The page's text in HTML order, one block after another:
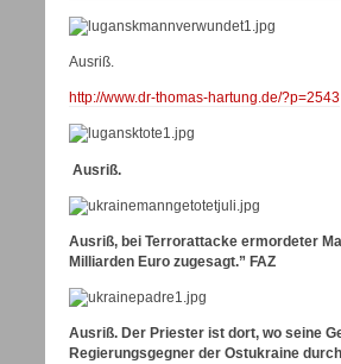
Ausriß.
http://www.dr-thomas-hartung.de/?p=2543
Ausriß.
Ausriß, bei Terrorattacke ermordeter
Milliarden Euro zugesagt.” FAZ
Ausriß. Der Priester ist dort, wo seine
Regierungsgegner der Ostukraine